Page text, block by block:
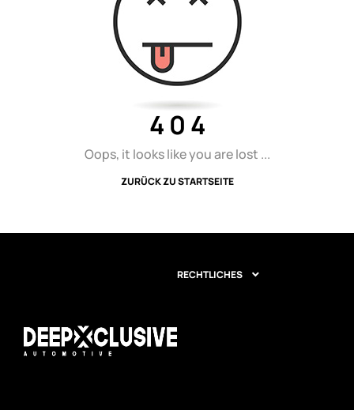
4 0 4
Oops, it looks like you are lost ...
ZURÜCK ZU STARTSEITE
RECHTLICHES 